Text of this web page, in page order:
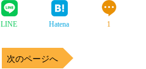
LINE Hatena 1
次のページへ